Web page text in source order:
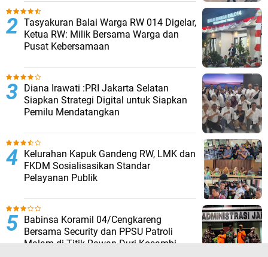
Tasyakuran Balai Warga RW 014 Digelar,
Ketua RW: Milik Bersama Warga dan
Pusat Kebersamaan
Diana Irawati :PRI Jakarta Selatan
Siapkan Strategi Digital untuk Siapkan
Pemilu Mendatangkan
Kelurahan Kapuk Gandeng RW, LMK dan
FKDM Sosialisasikan Standar
Pelayanan Publik
Babinsa Koramil 04/Cengkareng
Bersama Security dan PPSU Patroli
Malam di Titik Rawan Duri Kosambi